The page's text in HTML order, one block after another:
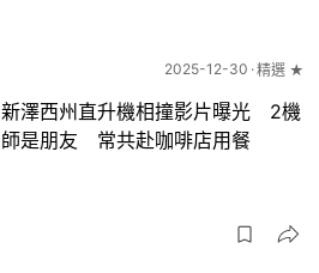
2025-12-30 精選 ★
新澤西州直升機相撞影片曝光 2機
師是朋友 常共赴咖啡店用餐